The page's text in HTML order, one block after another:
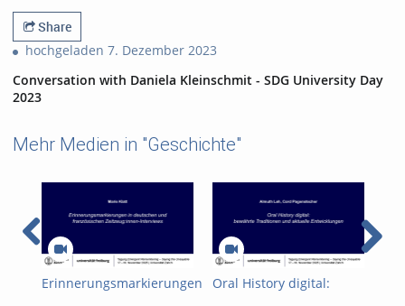
views
favorites
Share
hochgeladen 7. Dezember 2023
Conversation with Daniela Kleinschmit - SDG University Day
2023
Mehr Medien in "Geschichte"
Erinnerungsmarkierungen
Oral History digital: